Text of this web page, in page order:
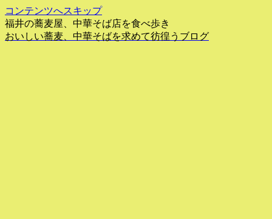
コンテンツへスキップ
福井の蕎麦屋、中華そば店を食べ歩き
おいしい蕎麦、中華そばを求めて彷徨うブログ